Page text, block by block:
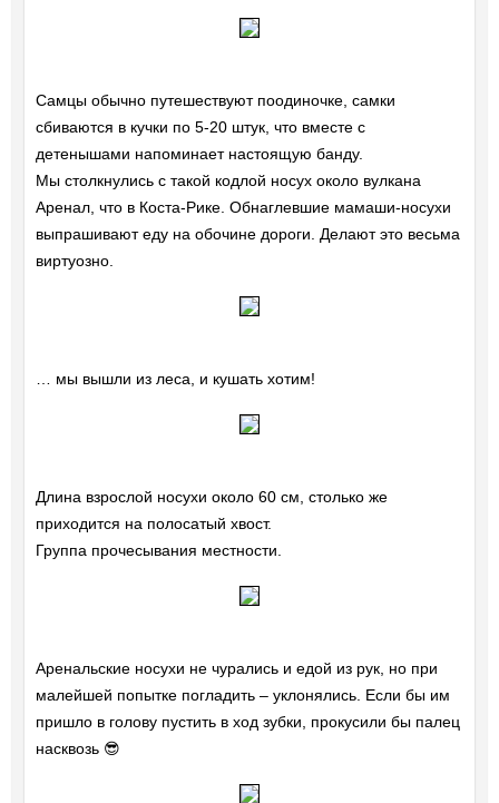
Самцы обычно путешествуют поодиночке, самки
сбиваются в кучки по 5-20 штук, что вместе с
детенышами напоминает настоящую банду.
Мы столкнулись с такой кодлой носух около вулкана
Аренал, что в Коста-Рике. Обнаглевшие мамаши-носухи
выпрашивают еду на обочине дороги. Делают это весьма
виртуозно.
… мы вышли из леса, и кушать хотим!
Длина взрослой носухи около 60 см, столько же
приходится на полосатый хвост.
Группа прочесывания местности.
Аренальские носухи не чурались и едой из рук, но при
малейшей попытке погладить – уклонялись. Если бы им
пришло в голову пустить в ход зубки, прокусили бы палец
насквозь 😎